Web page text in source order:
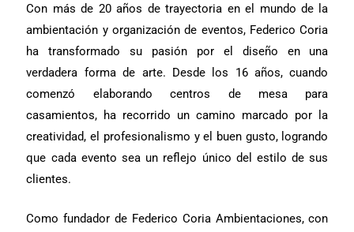
Con más de 20 años de trayectoria en el mundo de la
ambientación y organización de eventos, Federico Coria
ha transformado su pasión por el diseño en una
verdadera forma de arte. Desde los 16 años, cuando
comenzó elaborando centros de mesa para
casamientos, ha recorrido un camino marcado por la
creatividad, el profesionalismo y el buen gusto, logrando
que cada evento sea un reflejo único del estilo de sus
clientes.
Como fundador de Federico Coria Ambientaciones, con